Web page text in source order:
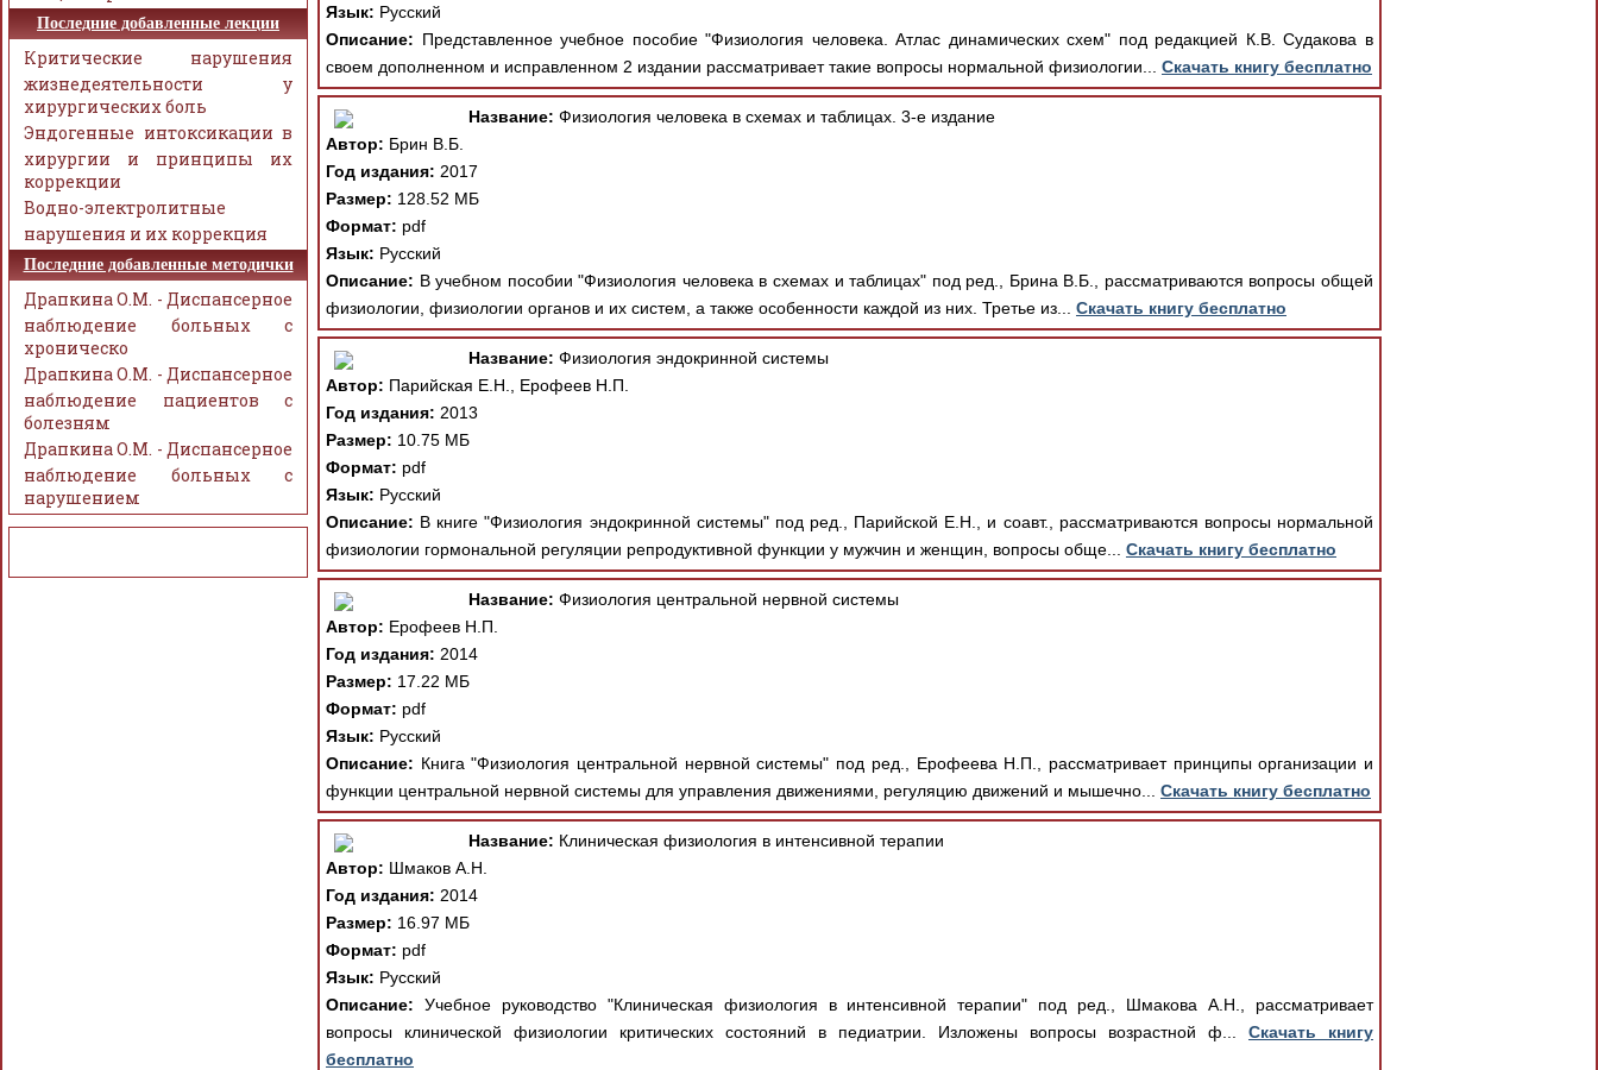
Язык: Русский
Описание: Представленное учебное пособие "Физиология человека. Атлас динамических схем" под редакцией К.В. Судакова в
своем дополненном и исправленном 2 издании рассматривает такие вопросы нормальной физиологии... Скачать книгу бесплатно
Название: Физиология человека в схемах и таблицах. 3-е издание
Автор: Брин В.Б.
Год издания: 2017
Размер: 128.52 МБ
Формат: pdf
Язык: Русский
Описание: В учебном пособии "Физиология человека в схемах и таблицах" под ред., Брина В.Б., рассматриваются вопросы общей
физиологии, физиологии органов и их систем, а также особенности каждой из них. Третье из... Скачать книгу бесплатно
Название: Физиология эндокринной системы
Автор: Парийская Е.Н., Ерофеев Н.П.
Год издания: 2013
Размер: 10.75 МБ
Формат: pdf
Язык: Русский
Описание: В книге "Физиология эндокринной системы" под ред., Парийской Е.Н., и соавт., рассматриваются вопросы нормальной
физиологии гормональной регуляции репродуктивной функции у мужчин и женщин, вопросы обще... Скачать книгу бесплатно
Название: Физиология центральной нервной системы
Автор: Ерофеев Н.П.
Год издания: 2014
Размер: 17.22 МБ
Формат: pdf
Язык: Русский
Описание: Книга "Физиология центральной нервной системы" под ред., Ерофеева Н.П., рассматривает принципы организации и
функции центральной нервной системы для управления движениями, регуляцию движений и мышечно... Скачать книгу бесплатно
Название: Клиническая физиология в интенсивной терапии
Автор: Шмаков А.Н.
Год издания: 2014
Размер: 16.97 МБ
Формат: pdf
Язык: Русский
Описание: Учебное руководство "Клиническая физиология в интенсивной терапии" под ред., Шмакова А.Н., рассматривает
вопросы клинической физиологии критических состояний в педиатрии. Изложены вопросы возрастной ф... Скачать книгу
бесплатно
Последние добавленные лекции
Критические нарушения
жизнедеятельности у
хирургических боль
Эндогенные интоксикации в
хирургии и принципы их
коррекции
Водно-электролитные
нарушения и их коррекция
Последние добавленные методички
Драпкина О.М. - Диспансерное
наблюдение больных с
хроническо
Драпкина О.М. - Диспансерное
наблюдение пациентов с
болезням
Драпкина О.М. - Диспансерное
наблюдение больных с
нарушением